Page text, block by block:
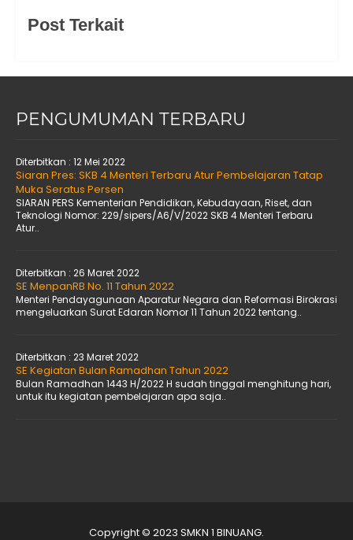
Post Terkait
PENGUMUMAN TERBARU
Diterbitkan : 12 Mei 2022
Siaran Pres: SKB 4 Menteri Terbaru Atur Pembelajaran Tatap
Muka Seratus Persen
SIARAN PERS Kementerian Pendidikan, Kebudayaan, Riset, dan
Teknologi Nomor: 229/sipers/A6/V/2022 SKB 4 Menteri Terbaru
Atur..
Diterbitkan : 26 Maret 2022
SE MenpanRB No. 11 Tahun 2022
Menteri Pendayagunaan Aparatur Negara dan Reformasi Birokrasi
mengeluarkan Surat Edaran Nomor 11 Tahun 2022 tentang..
Diterbitkan : 23 Maret 2022
SE Kegiatan Bulan Ramadhan Tahun 2022
Bulan Ramadhan 1443 H/2022 H sudah tinggal menghitung hari,
untuk itu kegiatan pembelajaran apa saja..
Copyright © 2023 SMKN 1 BINUANG.